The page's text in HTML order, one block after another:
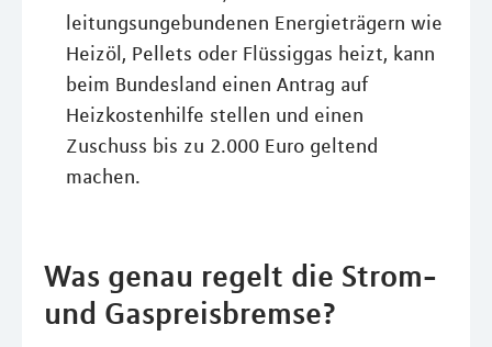
leitungsungebundenen Energieträgern wie
Heizöl, Pellets oder Flüssiggas heizt, kann
beim Bundesland einen Antrag auf
Heizkostenhilfe stellen und einen
Zuschuss bis zu 2.000 Euro geltend
machen.
Was genau regelt die Strom-
und Gaspreisbremse?